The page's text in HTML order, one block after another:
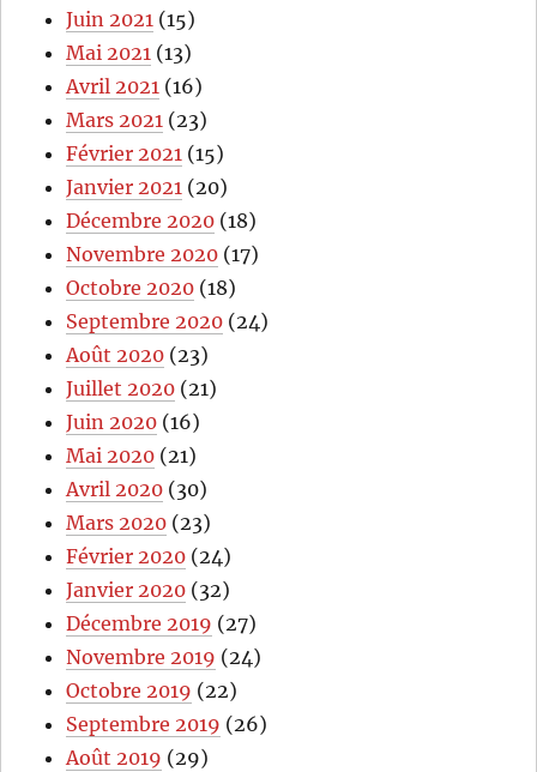
Juin 2021 (15)
Mai 2021 (13)
Avril 2021 (16)
Mars 2021 (23)
Février 2021 (15)
Janvier 2021 (20)
Décembre 2020 (18)
Novembre 2020 (17)
Octobre 2020 (18)
Septembre 2020 (24)
Août 2020 (23)
Juillet 2020 (21)
Juin 2020 (16)
Mai 2020 (21)
Avril 2020 (30)
Mars 2020 (23)
Février 2020 (24)
Janvier 2020 (32)
Décembre 2019 (27)
Novembre 2019 (24)
Octobre 2019 (22)
Septembre 2019 (26)
Août 2019 (29)